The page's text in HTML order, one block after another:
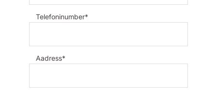
Telefoninumber*
Aadress*